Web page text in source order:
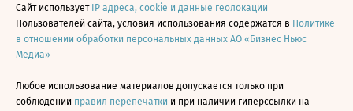
Сайт использует IP адреса, cookie и данные геолокации
Пользователей сайта, условия использования содержатся в Политике
в отношении обработки персональных данных АО «Бизнес Ньюс
Медиа»
Любое использование материалов допускается только при
соблюдении правил перепечатки и при наличии гиперссылки на